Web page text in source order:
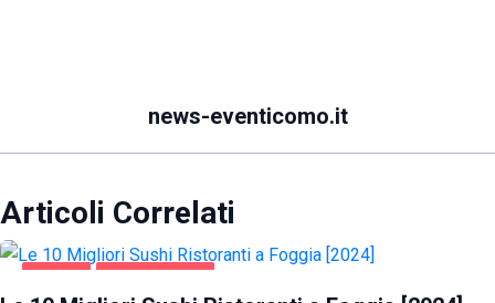
news-eventicomo.it
Articoli Correlati
FOGGIA GASTRONOMIA